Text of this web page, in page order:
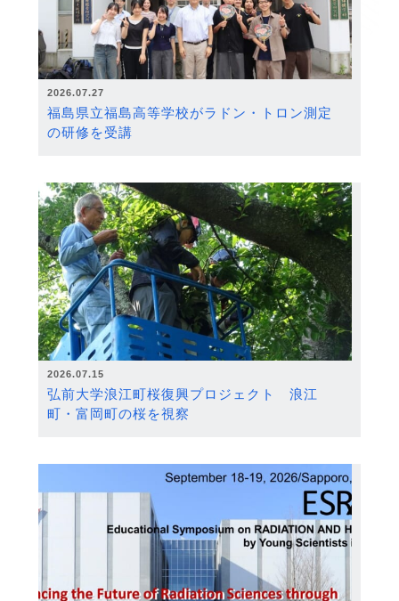
2026.07.27
福島県立福島高等学校がラドン・トロン測定
の研修を受講
2026.07.15
弘前大学浪江町桜復興プロジェクト 浪江
町・富岡町の桜を視察